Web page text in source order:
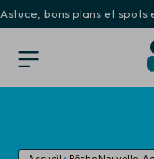
Astuce, bons plans et spots